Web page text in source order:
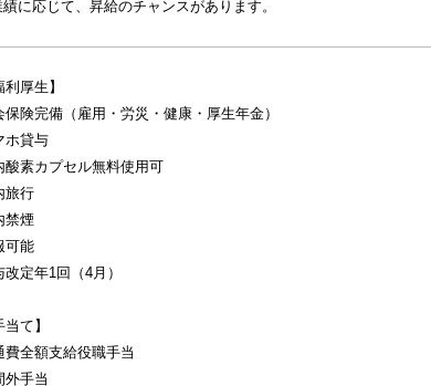
に応じて、昇給のチャンスがあります。
利厚生】
保険完備（雇用・労災・健康・厚生年金）
ホ貸与
酸素カプセル無料使用可
旅行
禁煙
可能
改定年1回（4月）
当て】
費全額支給役職手当
外手当